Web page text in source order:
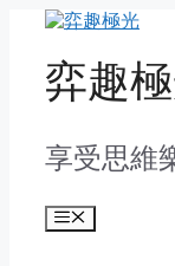
content弈趣
享受思維
Menu